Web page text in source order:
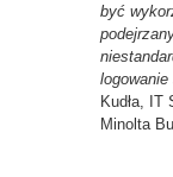
być
Kudła,
Minolta